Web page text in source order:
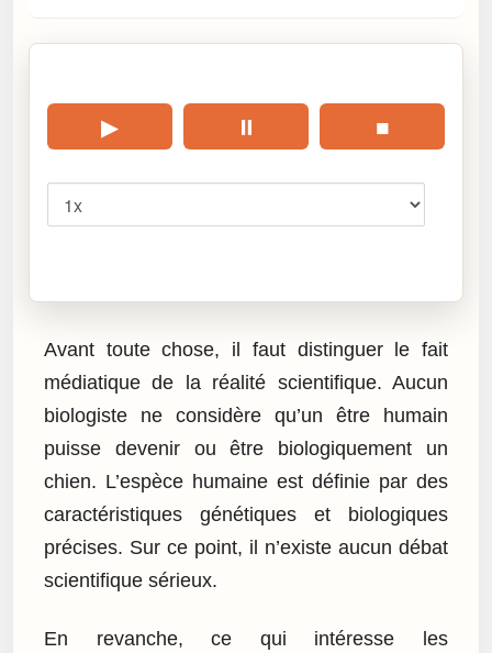
▶ ⏸ ■
Avant toute chose, il faut distinguer le fait
médiatique de la réalité scientifique. Aucun
biologiste ne considère qu’un être humain
puisse devenir ou être biologiquement un
chien. L’espèce humaine est définie par des
caractéristiques génétiques et biologiques
précises. Sur ce point, il n’existe aucun débat
scientifique sérieux.
En revanche, ce qui intéresse les